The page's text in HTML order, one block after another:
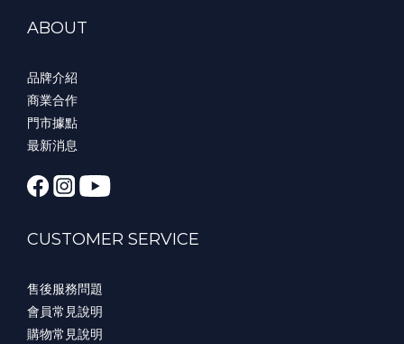
ABOUT
品牌介紹
商業合作
門市據點
最新消息
CUSTOMER SERVICE
售後服務問題
會員常見說明
購物常見說明